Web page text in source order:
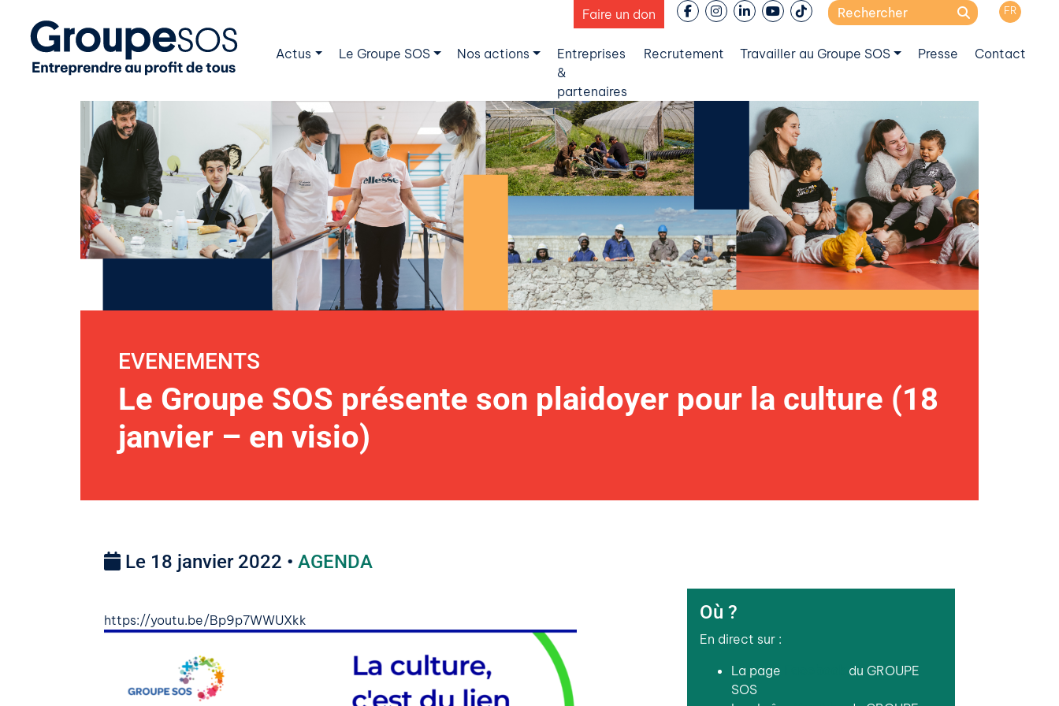
Faire un don
Search
FR
Actus Le Groupe SOS Nos actions
Entreprises
&
partenaires
Recrutement Travailler au Groupe SOS Presse Contact
EVENEMENTS
Le Groupe SOS présente son plaidoyer pour la culture (18
janvier – en visio)
Le 18 janvier 2022 • AGENDA
https://youtu.be/Bp9p7WWUXkk Où ?
En direct sur :
La page
du GROUPE
SOS